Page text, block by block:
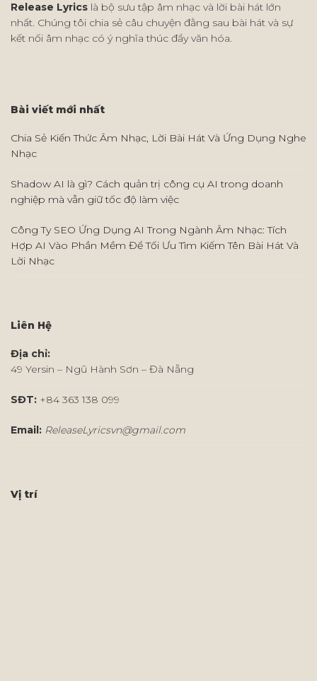
Release Lyrics là bộ sưu tập âm nhạc và lời bài hát lớn
nhất. Chúng tôi chia sẻ câu chuyện đằng sau bài hát và sự
kết nối âm nhạc có ý nghĩa thúc đẩy văn hóa.
Bài viết mới nhất
Chia Sẻ Kiến Thức Âm Nhạc, Lời Bài Hát Và Ứng Dụng Nghe
Nhạc
Shadow AI là gì? Cách quản trị công cụ AI trong doanh
nghiệp mà vẫn giữ tốc độ làm việc
Công Ty SEO Ứng Dụng AI Trong Ngành Âm Nhạc: Tích
Hợp AI Vào Phần Mềm Để Tối Ưu Tìm Kiếm Tên Bài Hát Và
Lời Nhạc
Liên Hệ
Địa chỉ:
49 Yersin – Ngũ Hành Sơn – Đà Nẵng
SĐT: +84 363 138 099
Email: ReleaseLyricsvn@gmail.com
Vị trí